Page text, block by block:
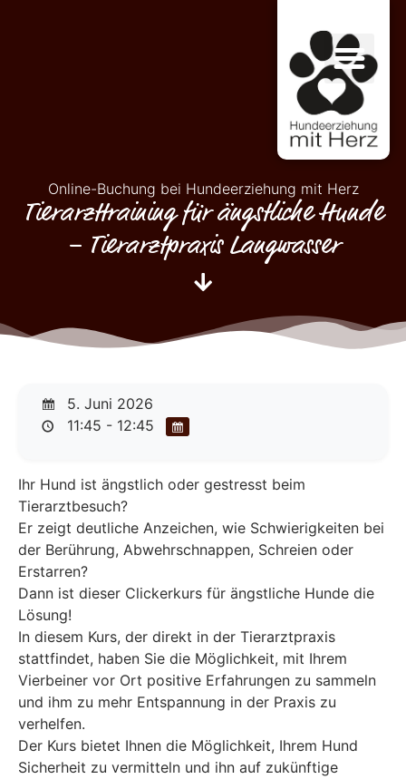
Online-Buchung bei Hundeerziehung mit Herz
Tierarzttraining für ängstliche Hunde
– Tierarztpraxis Langwasser
5. Juni 2026
11:45 - 12:45
Ihr Hund ist ängstlich oder gestresst beim
Tierarztbesuch?
Er zeigt deutliche Anzeichen, wie Schwierigkeiten bei
der Berührung, Abwehrschnappen, Schreien oder
Erstarren?
Dann ist dieser Clickerkurs für ängstliche Hunde die
Lösung!
In diesem Kurs, der direkt in der Tierarztpraxis
stattfindet, haben Sie die Möglichkeit, mit Ihrem
Vierbeiner vor Ort positive Erfahrungen zu sammeln
und ihm zu mehr Entspannung in der Praxis zu
verhelfen.
Der Kurs bietet Ihnen die Möglichkeit, Ihrem Hund
Sicherheit zu vermitteln und ihn auf zukünftige